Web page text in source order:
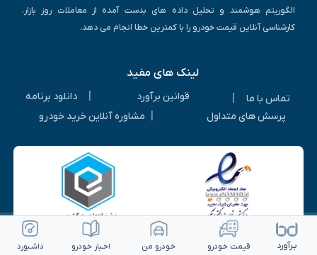
الگوریتم هوشمند و تحلیل داده های بدست آمده از معاملات روز بازار،
کارشناسی آنلاین قیمت خودرو را با کمترین خطا انجام می دهد.
لینک های مفید
تماس با ما قوانین برآورد
دانلود برنامه
پرسش های متداول
مشاوره آنلاین خرید خودرو
بـرآورد قیمت خـودرو خـودرو من اخـبار خـودرو داشـبورد